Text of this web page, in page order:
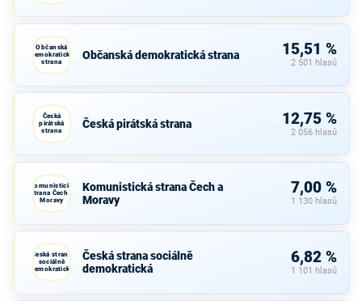
Občanská
demokratická
strana
Občanská demokratická strana 15,51 %
2 501 hlasů
Česká
pirátská
strana
Česká pirátská strana 12,75 %
2 056 hlasů
Komunistická
strana Čech a
Moravy
Komunistická strana Čech a
Moravy
7,00 %
1 130 hlasů
Česká strana
sociálně
demokratická
Česká strana sociálně
demokratická
6,82 %
1 101 hlasů